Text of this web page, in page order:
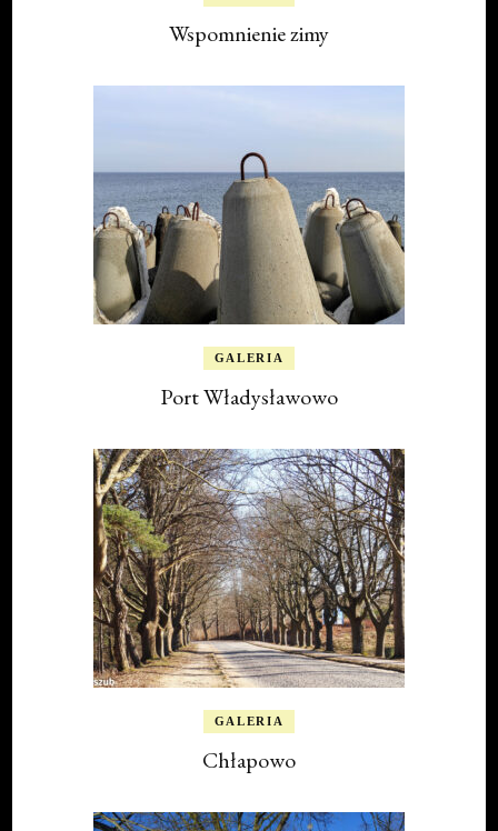
Wspomnienie zimy
GALERIA
Port Władysławowo
GALERIA
Chłapowo